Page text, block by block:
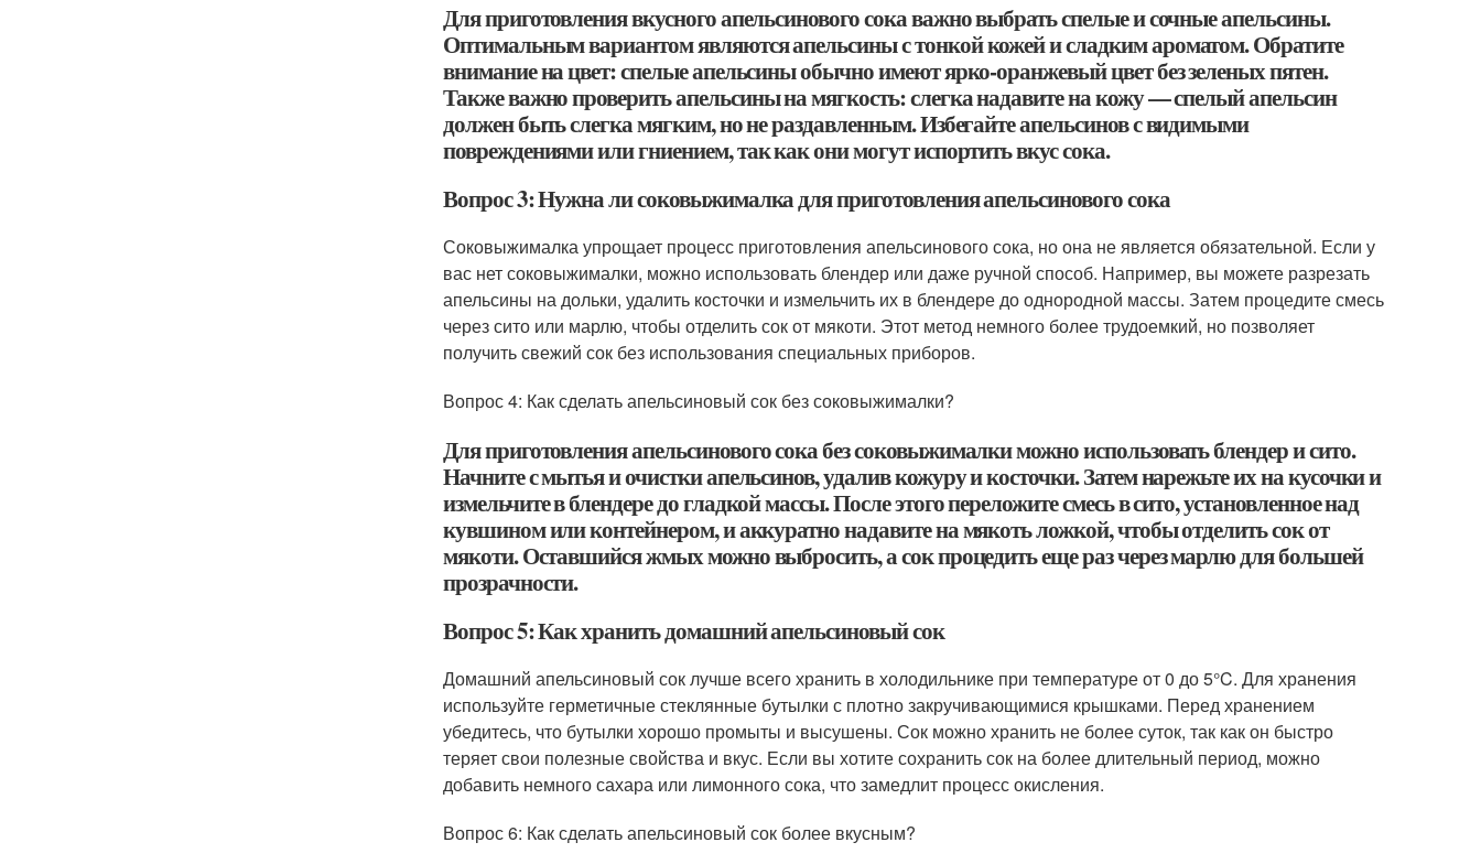
Для приготовления вкусного апельсинового сока важно выбрать спелые и сочные апельсины.
Оптимальным вариантом являются апельсины с тонкой кожей и сладким ароматом. Обратите
внимание на цвет: спелые апельсины обычно имеют ярко-оранжевый цвет без зеленых пятен.
Также важно проверить апельсины на мягкость: слегка надавите на кожу — спелый апельсин
должен быть слегка мягким, но не раздавленным. Избегайте апельсинов с видимыми
повреждениями или гниением, так как они могут испортить вкус сока.
Вопрос 3: Нужна ли соковыжималка для приготовления апельсинового сока
Соковыжималка упрощает процесс приготовления апельсинового сока, но она не является обязательной. Если у
вас нет соковыжималки, можно использовать блендер или даже ручной способ. Например, вы можете разрезать
апельсины на дольки, удалить косточки и измельчить их в блендере до однородной массы. Затем процедите смесь
через сито или марлю, чтобы отделить сок от мякоти. Этот метод немного более трудоемкий, но позволяет
получить свежий сок без использования специальных приборов.
Вопрос 4: Как сделать апельсиновый сок без соковыжималки?
Для приготовления апельсинового сока без соковыжималки можно использовать блендер и сито.
Начните с мытья и очистки апельсинов, удалив кожуру и косточки. Затем нарежьте их на кусочки и
измельчите в блендере до гладкой массы. После этого переложите смесь в сито, установленное над
кувшином или контейнером, и аккуратно надавите на мякоть ложкой, чтобы отделить сок от
мякоти. Оставшийся жмых можно выбросить, а сок процедить еще раз через марлю для большей
прозрачности.
Вопрос 5: Как хранить домашний апельсиновый сок
Домашний апельсиновый сок лучше всего хранить в холодильнике при температуре от 0 до 5°C. Для хранения
используйте герметичные стеклянные бутылки с плотно закручивающимися крышками. Перед хранением
убедитесь, что бутылки хорошо промыты и высушены. Сок можно хранить не более суток, так как он быстро
теряет свои полезные свойства и вкус. Если вы хотите сохранить сок на более длительный период, можно
добавить немного сахара или лимонного сока, что замедлит процесс окисления.
Вопрос 6: Как сделать апельсиновый сок более вкусным?